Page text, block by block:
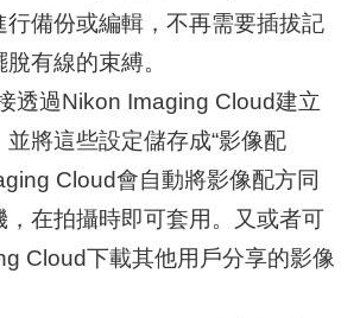
行備份或編輯，不再需要插拔記
有線的束縛。
透過Nikon Imaging Cloud建立
將這些設定儲存成“影像配
Cloud會自動將影像配方同
，在拍攝時即可套用。又或者可
Cloud下載其他用戶分享的影像